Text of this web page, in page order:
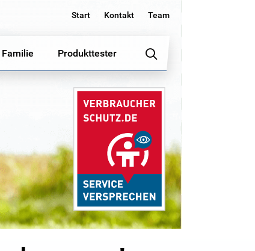
Start Kontakt Team
Familie Produkttester